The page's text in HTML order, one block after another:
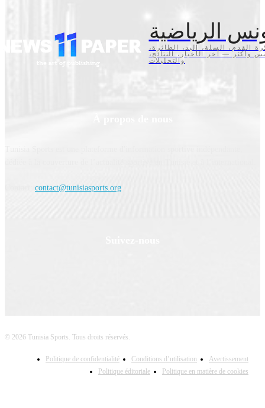
الرياضية
القدم، السلة، اليد، الطائرة،
وأكثر — آخر الأخبار، النتائج،
والتحليلات
contact@tunisiasports.org
© 2026 Tunisia Sports. Tous droits réservés.
Politique de confidentialité Conditions d’utilisation
Avertissement
Politique éditoriale
Politique en matière de cookies